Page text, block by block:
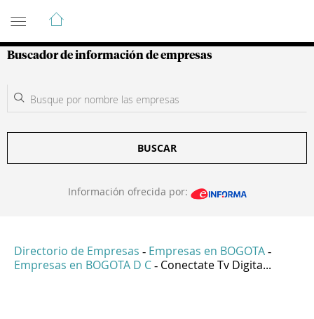
Guía de Empresas Colombianas
Buscador de información de empresas
BUSCAR
Información ofrecida por:
Directorio de Empresas - Empresas en BOGOTA -
Empresas en BOGOTA D C - Conectate Tv Digita...